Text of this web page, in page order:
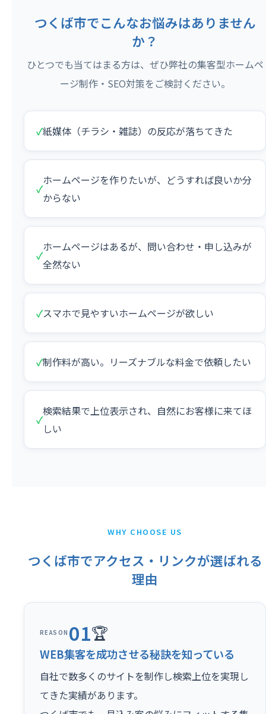
つくば市でこんなお悩みはありません
か？
ひとつでも当てはまる方は、ぜひ弊社の集客型ホームペ
ージ制作・SEO対策をご検討ください。
✓紙媒体（チラシ・雑誌）の反応が落ちてきた
✓
ホームページを作りたいが、どうすれば良いか分
からない
✓
ホームページはあるが、問い合わせ・申し込みが
全然ない
✓スマホで見やすいホームページが欲しい
✓制作料が高い。リーズナブルな料金で依頼したい
✓
検索結果で上位表示され、自然にお客様に来てほ
しい
WHY CHOOSE US
つくば市でアクセス・リンクが選ばれる
理由
REASON 01🏆
WEB集客を成功させる秘訣を知っている
自社で数多くのサイトを制作し検索上位を実現し
てきた実績があります。